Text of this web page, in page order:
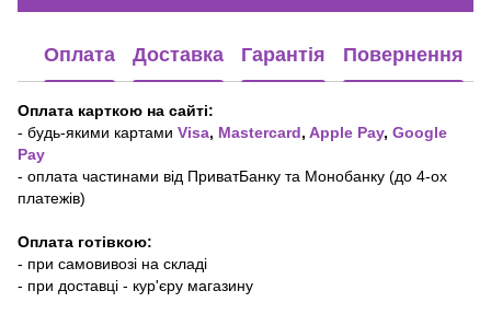
Оплата Доставка Гарантія Повернення
Оплата карткою на сайті:
- будь-якими картами Visa, Mastercard, Apple Pay, Google
Pay
- оплата частинами від ПриватБанку та Монобанку (до 4-ох
платежів)
Оплата готівкою:
- при самовивозі на складі
- при доставці - кур'єру магазину